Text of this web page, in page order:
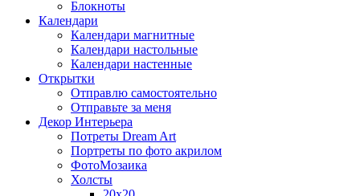
Блокноты
Календари
Календари магнитные
Календари настольные
Календари настенные
Открытки
Отправлю самостоятельно
Отправьте за меня
Декор Интерьера
Потреты Dream Art
Портреты по фото акрилом
ФотоМозаика
Холсты